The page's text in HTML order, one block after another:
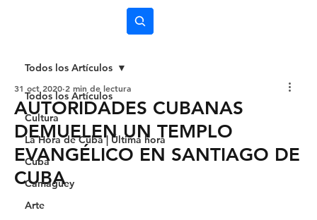
Todos los Artículos
Cultura
La Hora de Cuba | Última hora
Cuba
Camagüey
Arte
Todos los Artículos
AUTORIDADES CUBANAS
DEMUELEN UN TEMPLO
EVANGÉLICO EN SANTIAGO DE
CUBA
31 oct 2020 2 min de lectura